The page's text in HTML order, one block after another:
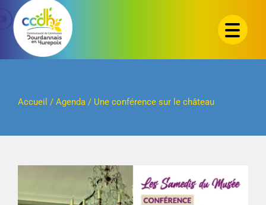
Passer
contenu
Accueil / Agenda/ Une conférence sur le château